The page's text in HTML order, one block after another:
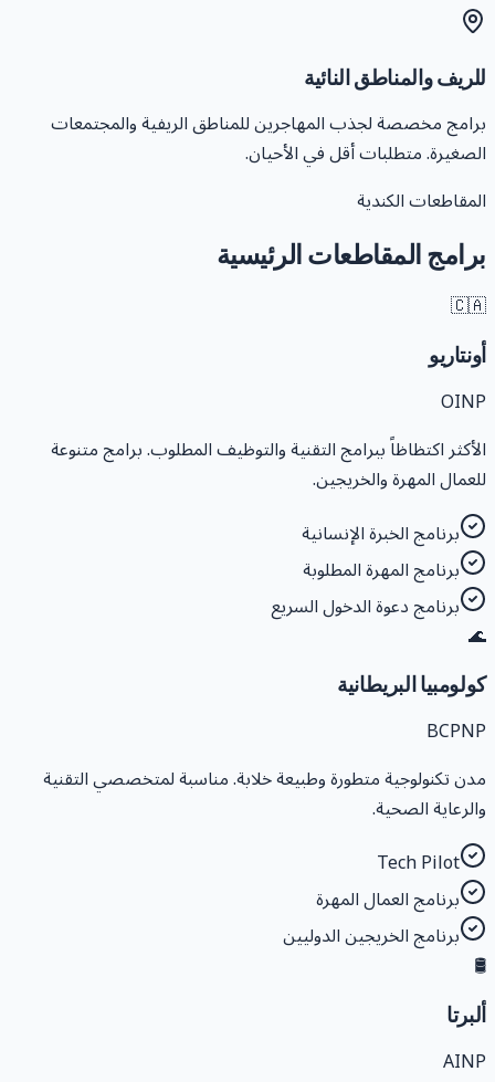
والمناطق النائية
مخصصة لجذب المهاجرين للمناطق الريفية والمجتمعات
متطلبات أقل في الأحيان.
الكندية
المقاطعات الرئيسية
اكتظاظاً ببرامج التقنية والتوظيف المطلوب. برامج متنوعة
المهرة والخريجين.
برنامج الخبرة الإنسانية
برنامج المهرة المطلوبة
برنامج دعوة الدخول السريع
البريطانية
تكنولوجية متطورة وطبيعة خلابة. مناسبة لمتخصصي التقنية
الصحية.
Tech Pilot
برنامج العمال المهرة
برنامج الخريجين الدوليين